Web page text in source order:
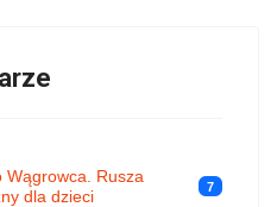
Wągrowca. Rusza
dla dzieci
7